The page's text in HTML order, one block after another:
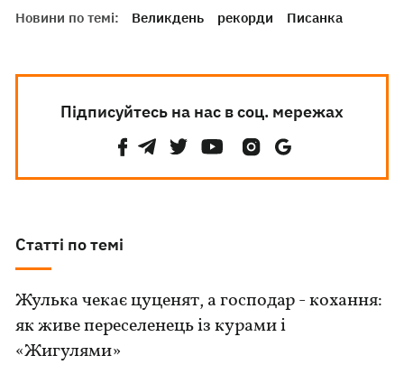
Новини по темі: Великдень рекорди Писанка
Підписуйтесь на нас в соц. мережах
Статті по темі
Жулька чекає цуценят, а господар - кохання:
як живе переселенець із курами і
«Жигулями»